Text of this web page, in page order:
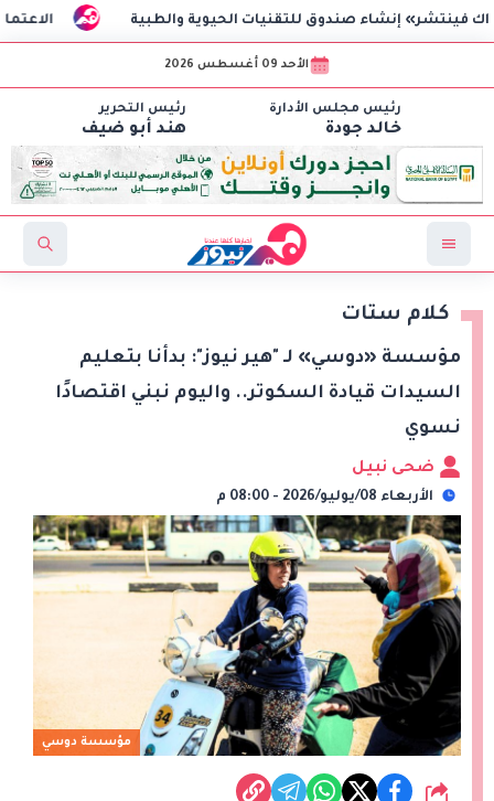
الاعتماد الرسمي للائحة للتقنيات الحيوية والطبية
الأحد 09 أغسطس 2026
رئيس مجلس الأدارة
خالد جودة
رئيس التحرير
هند أبو ضيف
كلام ستات
مؤسسة «دوسي» لـ "هير نيوز": بدأنا بتعليم
السيدات قيادة السكوتر.. واليوم نبني اقتصادًا
نسوي
ضحى نبيل
الأربعاء 08/يوليو/2026 - 08:00 م
مؤسسة دوسي
شارك